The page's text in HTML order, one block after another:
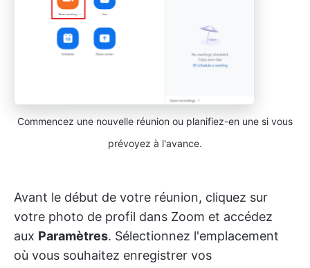
Commencez une nouvelle réunion ou planifiez-en une si vous
prévoyez à l'avance.
Avant le début de votre réunion, cliquez sur
votre photo de profil dans Zoom et accédez
aux Paramètres. Sélectionnez l'emplacement
où vous souhaitez enregistrer vos